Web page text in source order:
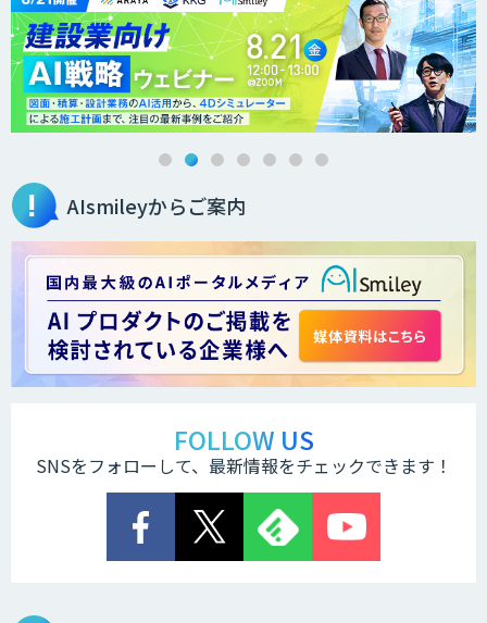
AIsmileyからご案内
FOLLOW US
SNSをフォローして、最新情報をチェックできます！